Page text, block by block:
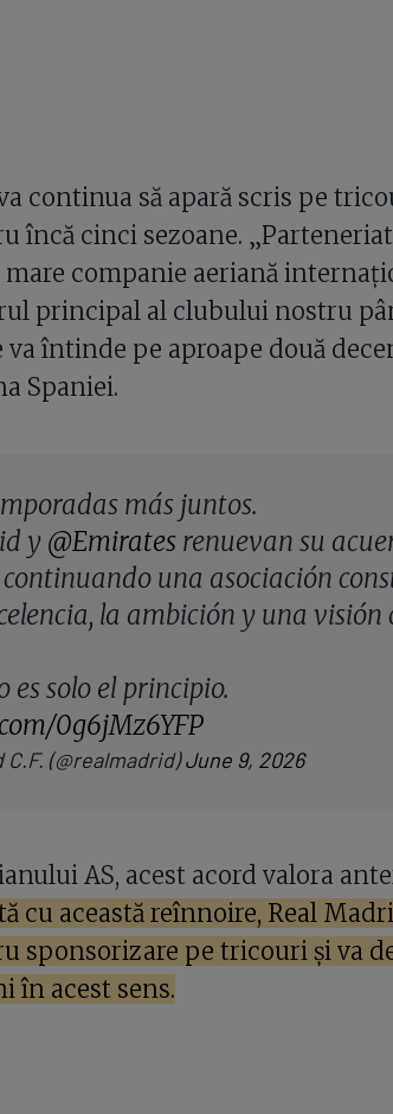
continua să apară scris pe
încă cinci sezoane.
companie aeriană
principal al clubului nostru
va întinde pe aproape două
Spaniei.
más juntos.
y @Emiratesrenuevan su
una asociación
la ambición y una
es solo el principio.
0g6jMz6YFP
C.F. (@realmadrid)June 9, 2026
AS, acest acord valora
cu această reînnoire, Real
sponsorizare pe tricouri și va
în acest sens.